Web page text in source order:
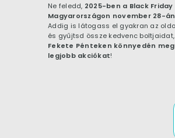
Ne feledd, 2025-ben a Black Friday
Magyarországon november 28-
Addig is látogass el gyakran az
és gyűjtsd össze kedvenc
Fekete Pénteken könnyedén
legjobb akciókat!